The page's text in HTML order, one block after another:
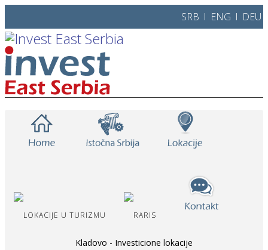
SRB l ENG l DEU
Kladovo - Investicione lokacije